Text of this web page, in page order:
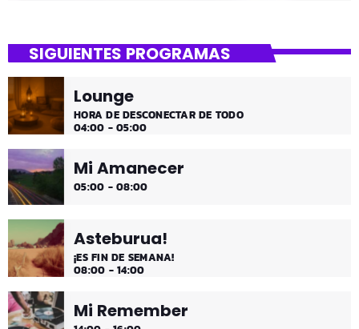
SIGUIENTES PROGRAMAS
Lounge
HORA DE DESCONECTAR DE TODO
04:00 - 05:00
Mi Amanecer
05:00 - 08:00
Asteburua!
¡ES FIN DE SEMANA!
08:00 - 14:00
Mi Remember